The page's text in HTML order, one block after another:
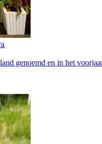
genoemd en in het